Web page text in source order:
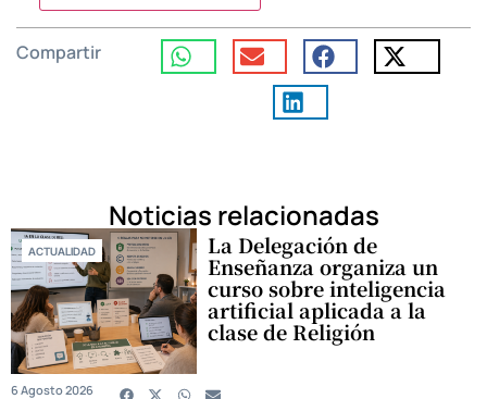
Compartir
Noticias relacionadas
ACTUALIDAD La Delegación de
Enseñanza organiza un
curso sobre inteligencia
artificial aplicada a la
clase de Religión
6 Agosto 2026